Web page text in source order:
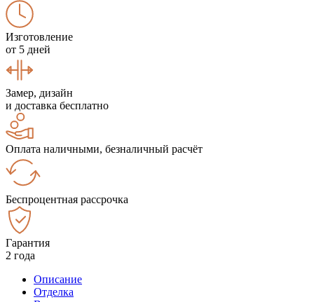
Изготовление
от 5 дней
Замер, дизайн
и доставка бесплатно
Оплата наличными, безналичный расчёт
Беспроцентная рассрочка
Гарантия
2 года
Описание
Отделка